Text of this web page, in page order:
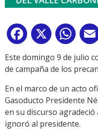
Facebook
X
Este domingo 9 de julio
de campaña de los
En el marco de un acto
Gasoducto Presidente
en su discurso
ignoró al presidente.